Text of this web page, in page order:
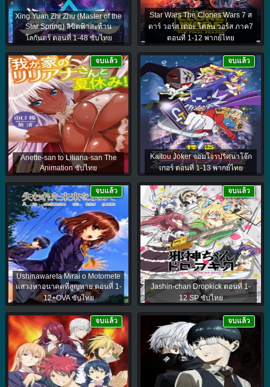
Xing Yuan Zhi Zhu (Master of the
Star Spring) ลิขิตฟ้าสะท้าน
โลกันตร์ ตอนที่ 1-48 ซับไทย
Star Wars The Clones Wars 7 ส
ตาร์ วอร์ส เดอะ โคลน วอร์ส ภาค7
ตอนที่ 1-12 พากย์ไทย
Anette-san to Liliana-san The
Animation ซับไทย
จบแล้ว
Kaitou Joker จอมโจรปริศนาโจ๊ก
เกอร์ ตอนที่ 1-13 พากย์ไทย
จบแล้ว
Ushinawareta Mirai o Motomete
แสวงหาอนาคตที่สูญหาย ตอนที่ 1-
12+OVA ซับไทย
จบแล้ว
Jashin-chan Dropkick ตอนที่ 1-
12 SP ซับไทย
จบแล้ว
จบแล้ว จบแล้ว